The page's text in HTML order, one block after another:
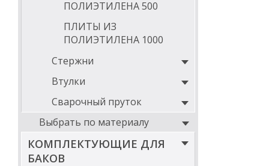
ПОЛИЭТИЛЕНА 500
ПЛИТЫ ИЗ
ПОЛИЭТИЛЕНА 1000
Стержни
Втулки
Сварочный пруток
Выбрать по материалу
КОМПЛЕКТУЮЩИЕ ДЛЯ
БАКОВ